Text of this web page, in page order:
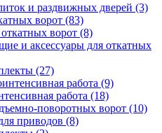
и раздвижных дверей (3)
ворот (83)
ворот (8)
и аксессуары для откатных
(27)
работа (9)
работа (18)
поворотных ворот (10)
приводов (8)